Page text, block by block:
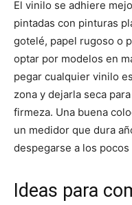
El vinilo se adhiere
pintadas con pinturas
gotelé, papel rugoso o
optar por modelos en
pegar cualquier vinilo
zona y dejarla seca
firmeza. Una buena
un medidor que dura
despegarse a los pocos
Ideas para